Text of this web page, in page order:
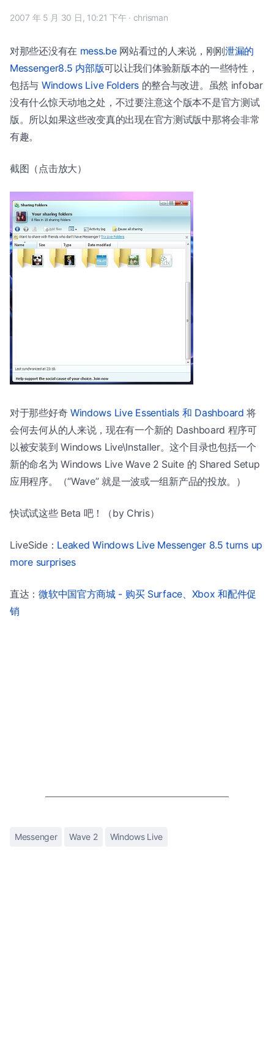
2007 年 5 月 30 日, 10:21 下午 · chrisman
对那些还没有在 mess.be网站看过的人来说，刚刚泄漏的
Messenger8.5 内部版可以让我们体验新版本的一些特性，
包括与 Windows Live Folders的整合与改进。虽然 infobar
没有什么惊天动地之处，不过要注意这个版本不是官方测试
版。所以如果这些改变真的出现在官方测试版中那将会非常
有趣。
截图（点击放大）
对于那些好奇 Windows Live Essentials 和 Dashboard 将
会何去何从的人来说，现在有一个新的 Dashboard 程序可
以被安装到 Windows Live\Installer。这个目录也包括一个
新的命名为 Windows Live Wave 2 Suite 的 Shared Setup
应用程序。（“Wave” 就是一波或一组新产品的投放。）
快试试这些 Beta 吧！（by Chris）
LiveSide： Leaked Windows Live Messenger 8.5 turns up
more surprises
直达：微软中国官方商城 - 购买 Surface、Xbox 和配件促
销
Messenger Wave 2 Windows Live